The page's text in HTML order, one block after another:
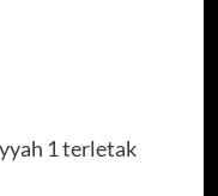
1 terletak